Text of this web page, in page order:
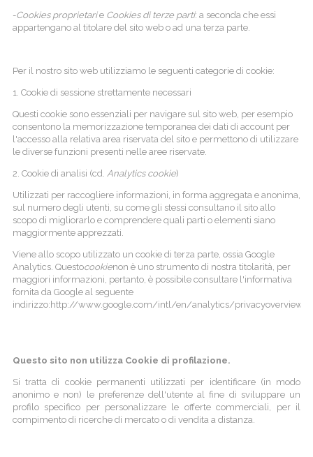
-Cookies proprietarie Cookies di terze parti: a seconda che essi
appartengano al titolare del sito web o ad una terza parte.
Per il nostro sito web utilizziamo le seguenti categorie di cookie:
1. Cookie di sessione strettamente necessari
Questi cookie sono essenziali per navigare sul sito web, per esempio
consentono la memorizzazione temporanea dei dati di account per
l'accesso alla relativa area riservata del sito e permettono di utilizzare
le diverse funzioni presenti nelle aree riservate.
2. Cookie di analisi (cd. Analytics cookie)
Utilizzati per raccogliere informazioni, in forma aggregata e anonima,
sul numero degli utenti, su come gli stessi consultano il sito allo
scopo di migliorarlo e comprendere quali parti o elementi siano
maggiormente apprezzati.
Viene allo scopo utilizzato un cookie di terza parte, ossia Google
Analytics. Questocookienon è uno strumento di nostra titolarità, per
maggiori informazioni, pertanto, è possibile consultare l'informativa
fornita da Google al seguente
indirizzo:http://www.google.com/intl/en/analytics/
Questo sito non utilizza Cookie di profilazione.
Si tratta di cookie permanenti utilizzati per identificare (in modo
anonimo e non) le preferenze dell'utente al fine di sviluppare un
profilo specifico per personalizzare le offerte commerciali, per il
compimento di ricerche di mercato o di vendita a distanza.